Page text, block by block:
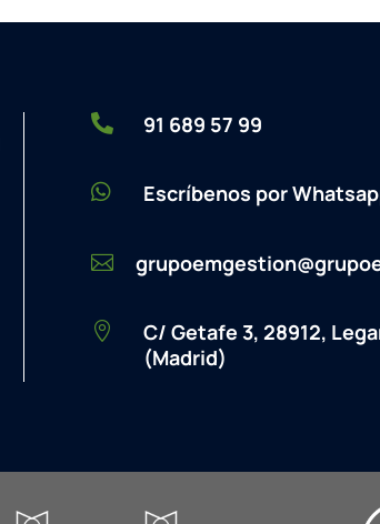
 91 689 57 99
 Escríbenos por


C/ Getafe 3, 28912,
(Madrid)